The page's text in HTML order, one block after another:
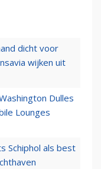
dicht voor
wijken uit
Dulles
Lounges
Schiphol als best